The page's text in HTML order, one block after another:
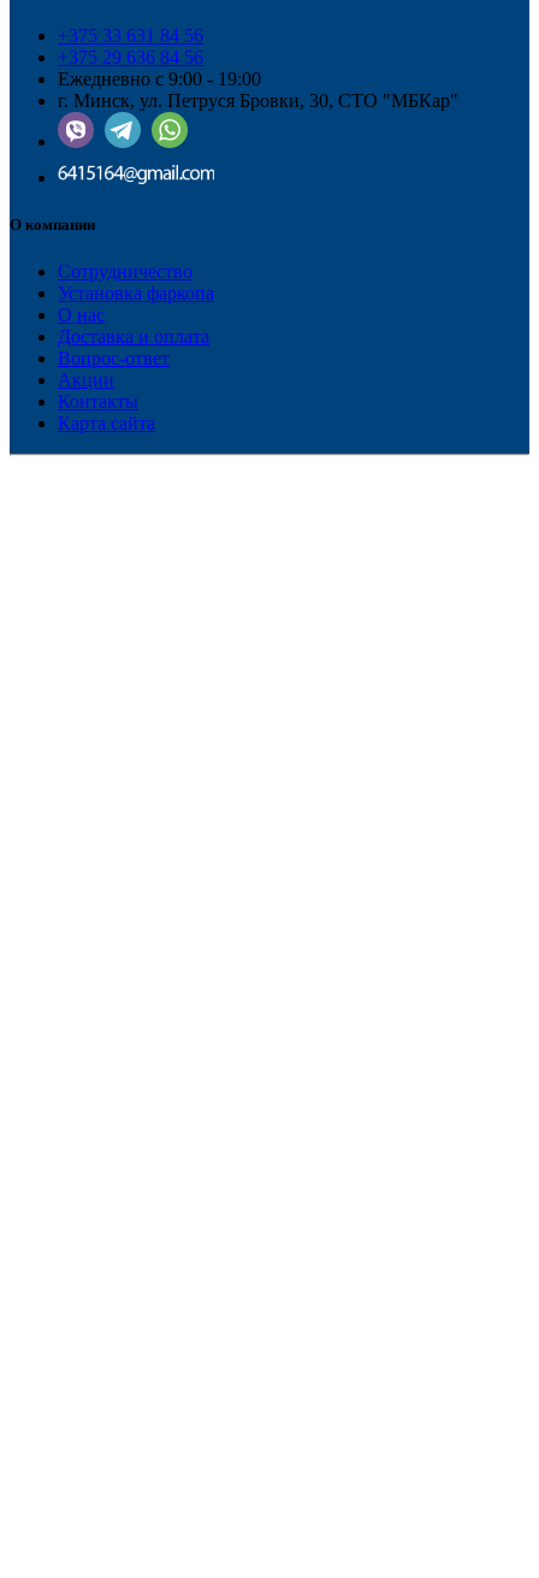
+375 33 631 84 56
+375 29 636 84 56
Ежедневно с 9:00 - 19:00
г. Минск, ул. Петруся Бровки, 30, СТО "МБКар"
О компании
Сотрудничество
Установка фаркопа
О нас
Доставка и оплата
Вопрос-ответ
Акции
Контакты
Карта сайта